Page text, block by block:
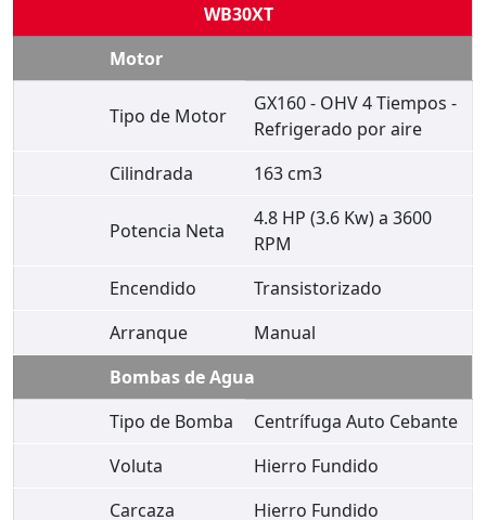
WB30XT
Motor
Tipo de Motor
GX160 - OHV 4 Tiempos -
Refrigerado por aire
Cilindrada
163 cm3
Potencia Neta
4.8 HP (3.6 Kw) a 3600
RPM
Encendido
Transistorizado
Arranque
Manual
Bombas de Agua
Tipo de Bomba
Centrífuga Auto Cebante
Voluta
Hierro Fundido
Carcaza
Hierro Fundido